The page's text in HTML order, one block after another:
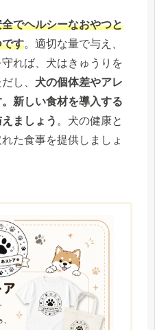
でヘルシーなおやつと
す。適切な量で与え、
れば、犬はきゅうりを
し、 犬の個体差やアレ
新しい食材を導入する
ましょう 。犬の健康と
た食事を提供しましょ